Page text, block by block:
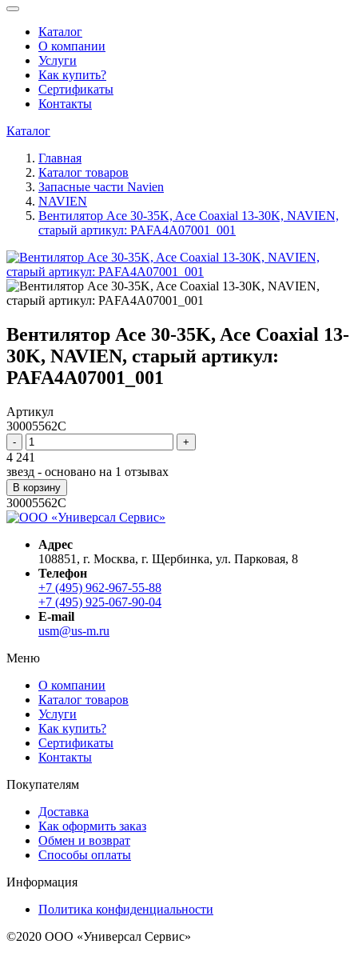
Каталог
О компании
Услуги
Как купить?
Сертификаты
Контакты
Каталог
Главная
Каталог товаров
Запасные части Navien
NAVIEN
Вентилятор Ace 30-35K, Ace Coaxial 13-30K, NAVIEN,
старый артикул: PAFA4A07001_001
Вентилятор Ace 30-35K, Ace Coaxial 13-
30K, NAVIEN, старый артикул:
PAFA4A07001_001
Артикул
30005562C
- +
4 241
звезд - основано на 1 отзывах
В корзину
30005562C
Адрес
108851, г. Москва, г. Щербинка, ул. Парковая, 8
Телефон
+7 (495) 962-967-55-88
+7 (495) 925-067-90-04
E-mail
usm@us-m.ru
Меню
О компании
Каталог товаров
Услуги
Как купить?
Сертификаты
Контакты
Покупателям
Доставка
Как оформить заказ
Обмен и возврат
Способы оплаты
Информация
Политика конфиденциальности
©2020 ООО «Универсал Сервис»